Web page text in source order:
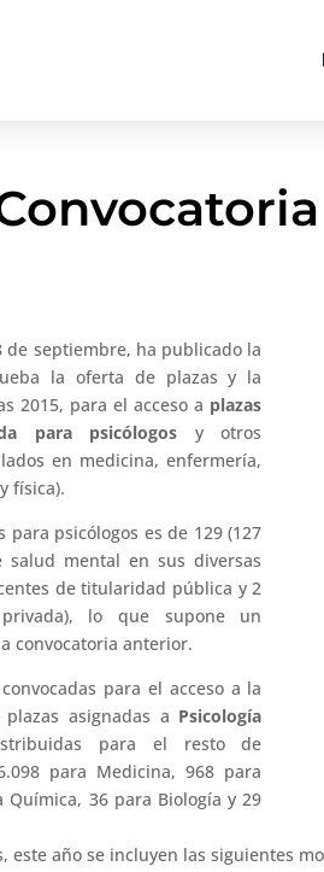
de septiembre, ha publicado la
la oferta de plazas y la
2015, para el acceso a plazas
para psicólogos y otros
en medicina, enfermería,
física).
psicólogos es de 129 (127
salud mental en sus diversas
de titularidad pública y 2
lo que supone un
convocatoria anterior.
para el acceso a la
asignadas a Psicología
para el resto de
para Medicina, 968 para
Química, 36 para Biología y 29
este año se incluyen las siguientes